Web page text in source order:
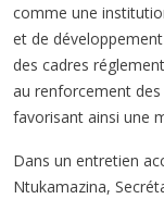
comme une
et de
des cadres
au renforcement
favorisant ainsi une
Dans un entretien
Ntukamazina,